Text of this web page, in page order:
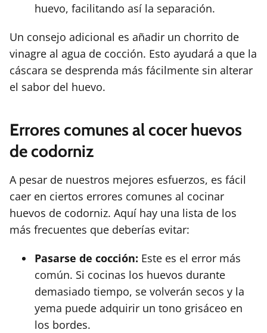
huevo, facilitando así la separación.
Un consejo adicional es añadir un chorrito de
vinagre al agua de cocción. Esto ayudará a que la
cáscara se desprenda más fácilmente sin alterar
el sabor del huevo.
Errores comunes al cocer huevos
de codorniz
A pesar de nuestros mejores esfuerzos, es fácil
caer en ciertos errores comunes al cocinar
huevos de codorniz. Aquí hay una lista de los
más frecuentes que deberías evitar:
Pasarse de cocción: Este es el error más
común. Si cocinas los huevos durante
demasiado tiempo, se volverán secos y la
yema puede adquirir un tono grisáceo en
los bordes.